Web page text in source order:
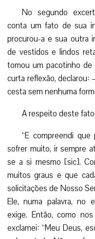
No segundo
conta um fato de sua
procurou-a e sua outra
de vestidos e lindos
tomou um pacotinho de
curta reflexão, declarou:
cesta sem nenhuma
A respeito deste
“E compreendi
sofrer muito, ir sempre
se a si mesmo [sic].
muitos graus e que
solicitações de Nosso
Ele, numa palavra, no
exige. Então, como
exclamei: “Meu Deus,